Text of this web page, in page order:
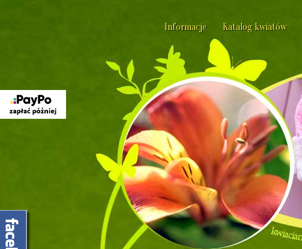
Informacje Katalog kwiatów